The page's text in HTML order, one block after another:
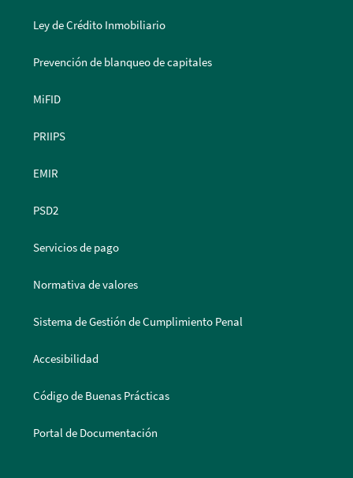
Ley de Crédito Inmobiliario
Prevención de blanqueo de capitales
MiFID
PRIIPS
EMIR
PSD2
Servicios de pago
Normativa de valores
Sistema de Gestión de Cumplimiento Penal
Accesibilidad
Código de Buenas Prácticas
Portal de Documentación